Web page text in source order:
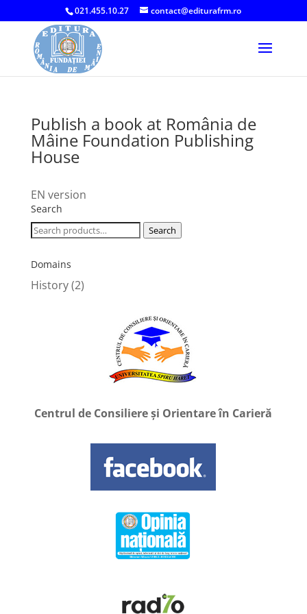
021.455.10.27 contact@editurafrm.ro
Publish a book at România de
Mâine Foundation Publishing
House
EN version
Search
Search
Search
Domains
History(2)
Centrul de Consiliere și Orientare în Carieră